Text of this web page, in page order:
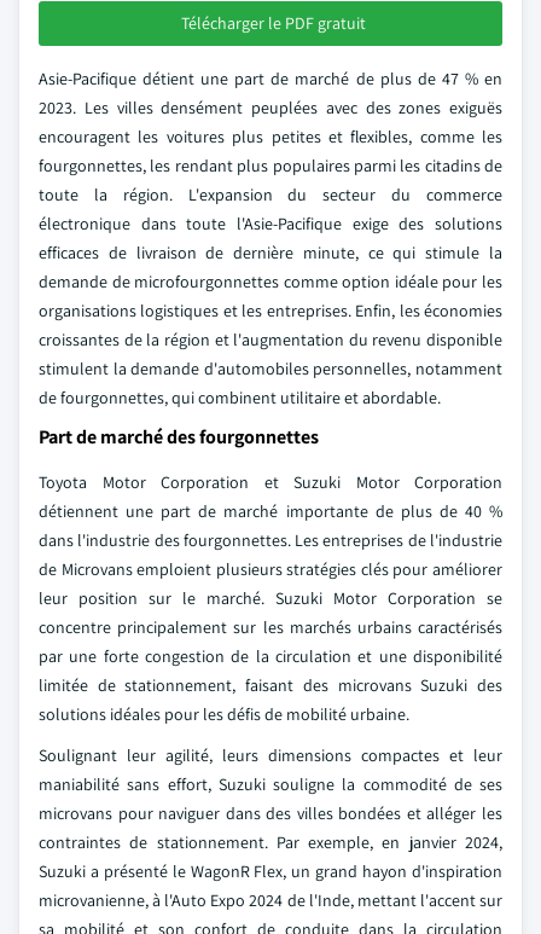
Télécharger le PDF gratuit
Asie-Pacifique détient une part de marché de plus de 47 % en
2023. Les villes densément peuplées avec des zones exiguës
encouragent les voitures plus petites et flexibles, comme les
fourgonnettes, les rendant plus populaires parmi les citadins de
toute la région. L'expansion du secteur du commerce
électronique dans toute l'Asie-Pacifique exige des solutions
efficaces de livraison de dernière minute, ce qui stimule la
demande de microfourgonnettes comme option idéale pour les
organisations logistiques et les entreprises. Enfin, les économies
croissantes de la région et l'augmentation du revenu disponible
stimulent la demande d'automobiles personnelles, notamment
de fourgonnettes, qui combinent utilitaire et abordable.
Part de marché des fourgonnettes
Toyota Motor Corporation et Suzuki Motor Corporation
détiennent une part de marché importante de plus de 40 %
dans l'industrie des fourgonnettes. Les entreprises de l'industrie
de Microvans emploient plusieurs stratégies clés pour améliorer
leur position sur le marché. Suzuki Motor Corporation se
concentre principalement sur les marchés urbains caractérisés
par une forte congestion de la circulation et une disponibilité
limitée de stationnement, faisant des microvans Suzuki des
solutions idéales pour les défis de mobilité urbaine.
Soulignant leur agilité, leurs dimensions compactes et leur
maniabilité sans effort, Suzuki souligne la commodité de ses
microvans pour naviguer dans des villes bondées et alléger les
contraintes de stationnement. Par exemple, en janvier 2024,
Suzuki a présenté le WagonR Flex, un grand hayon d'inspiration
microvanienne, à l'Auto Expo 2024 de l'Inde, mettant l'accent sur
sa mobilité et son confort de conduite dans la circulation